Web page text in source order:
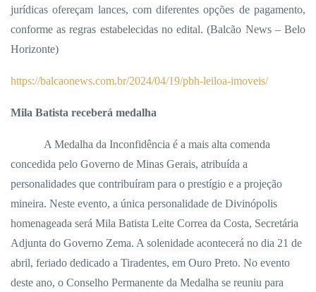
jurídicas ofereçam lances, com diferentes opções de pagamento,
conforme as regras estabelecidas no edital. (Balcão News – Belo
Horizonte)
https://balcaonews.com.br/2024/04/19/pbh-leiloa-imoveis/
Mila Batista receberá medalha
A Medalha da Inconfidência é a mais alta comenda
concedida pelo Governo de Minas Gerais, atribuída a
personalidades que contribuíram para o prestígio e a projeção
mineira. Neste evento, a única personalidade de Divinópolis
homenageada será Mila Batista Leite Correa da Costa, Secretária
Adjunta do Governo Zema. A solenidade acontecerá no dia 21 de
abril, feriado dedicado a Tiradentes, em Ouro Preto. No evento
deste ano, o Conselho Permanente da Medalha se reuniu para